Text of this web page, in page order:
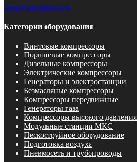
zakaz@pnevmotex.com
Категории оборудования
Винтовые компрессоры
Поршневые компрессоры
Дизельные компрессоры
Электрические компрессоры
Генераторы и электростанции
Безмасляные компрессоры
Компрессоры передвижные
Генераторы газа
Компрессоры высокого давления
Модульные станции МКС
Пескоструйное оборудование
Подготовка воздуха
Пневмосеть и трубопроводы